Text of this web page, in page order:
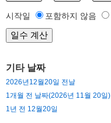
시작일 포함하지 않음
기타 날짜
2026년12월20일 전날
1개월 전 날짜(2026년 11월 20일)
1년 전 12월20일